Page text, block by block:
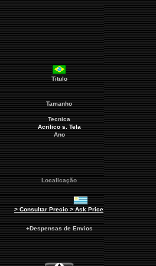
Titulo
Tamanho
Tecnica
Acrilico s. Tela
Ano
Localicação
> Consultar Precio > Ask Price
+Despensas de Envios